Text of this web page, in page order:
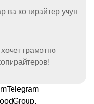
ва копирайтер учун
грамотно
Telegram
.